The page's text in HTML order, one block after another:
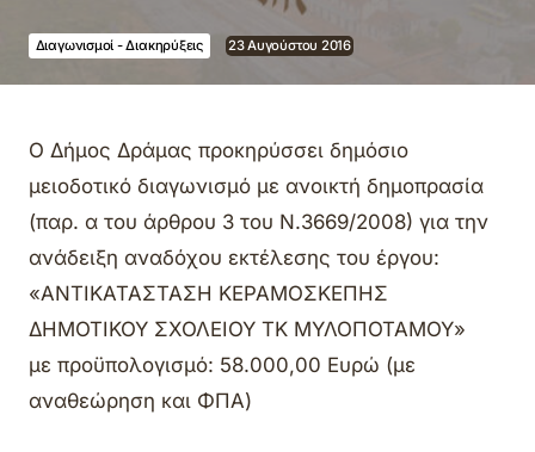
Διαγωνισμοί - Διακηρύξεις 23 Αυγούστου 2016
Ο Δήμος Δράμας προκηρύσσει δημόσιο
μειοδοτικό διαγωνισμό με ανοικτή δημοπρασία
(παρ. α του άρθρου 3 του Ν.3669/2008) για την
ανάδειξη αναδόχου εκτέλεσης του έργου:
«ΑΝΤΙΚΑΤΑΣΤΑΣΗ ΚΕΡΑΜΟΣΚΕΠΗΣ
ΔΗΜΟΤΙΚΟΥ ΣΧΟΛΕΙΟΥ ΤΚ ΜΥΛΟΠΟΤΑΜΟΥ»
με προϋπολογισμό: 58.000,00 Ευρώ (με
αναθεώρηση και ΦΠΑ)